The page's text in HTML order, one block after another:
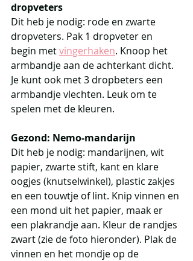
dropveters
Dit heb je nodig: rode en zwarte
dropveters. Pak 1 dropveter en
begin met vingerhaken. Knoop het
armbandje aan de achterkant dicht.
Je kunt ook met 3 dropbeters een
armbandje vlechten. Leuk om te
spelen met de kleuren.
Gezond: Nemo-mandarijn
Dit heb je nodig: mandarijnen, wit
papier, zwarte stift, kant en klare
oogjes (knutselwinkel), plastic zakjes
en een touwtje of lint. Knip vinnen en
een mond uit het papier, maak er
een plakrandje aan. Kleur de randjes
zwart (zie de foto hieronder). Plak de
vinnen en het mondje op de